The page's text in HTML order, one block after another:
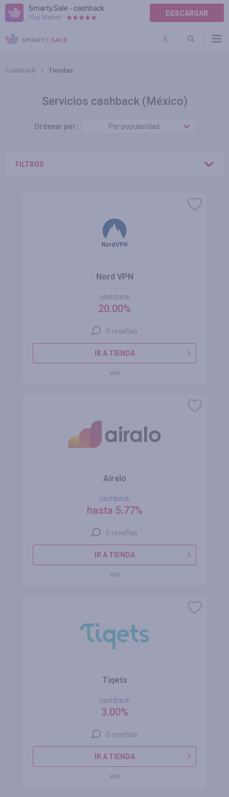
Smarty.Sale - cashback
Play Market: DESCARGAR
AYUDA
TÉRMINOS DE USO
Cashback Tiendas
Servicios cashback (México)
Ordenar por: Por popularidad
FILTROS
Nord VPN
cashback
20.00%
0 reseñas
IR A TIENDA
MÁS
Airalo
cashback
hasta 5.77%
0 reseñas
IR A TIENDA
MÁS
Tiqets
cashback
3.00%
0 reseñas
IR A TIENDA
MÁS